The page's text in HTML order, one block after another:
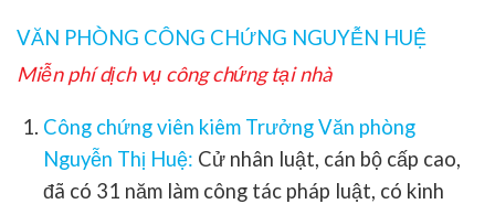
VĂN PHÒNG CÔNG CHỨNG NGUYỄN HUỆ
Miễn phí dịch vụ công chứng tại nhà
Công chứng viên kiêm Trưởng Văn phòng
Nguyễn Thị Huệ: Cử nhân luật, cán bộ cấp cao,
đã có 31 năm làm công tác pháp luật, có kinh